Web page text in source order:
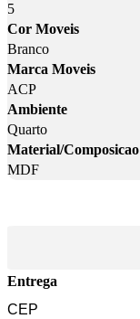
5
Cor Moveis
Branco
Marca Moveis
ACP
Ambiente
Quarto
Material/Composicao
MDF
Entrega